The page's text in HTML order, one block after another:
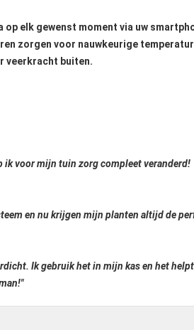
elk gewenst moment via uw
zorgen voor nauwkeurige
veerkracht buiten.
ik voor mijn tuin zorg compleet veranderd!
en nu krijgen mijn planten altijd de
Ik gebruik het in mijn kas en het